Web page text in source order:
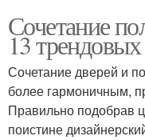
Сочетание
13
Сочетание дверей и
более гармоничным,
Правильно подобрав
поистине